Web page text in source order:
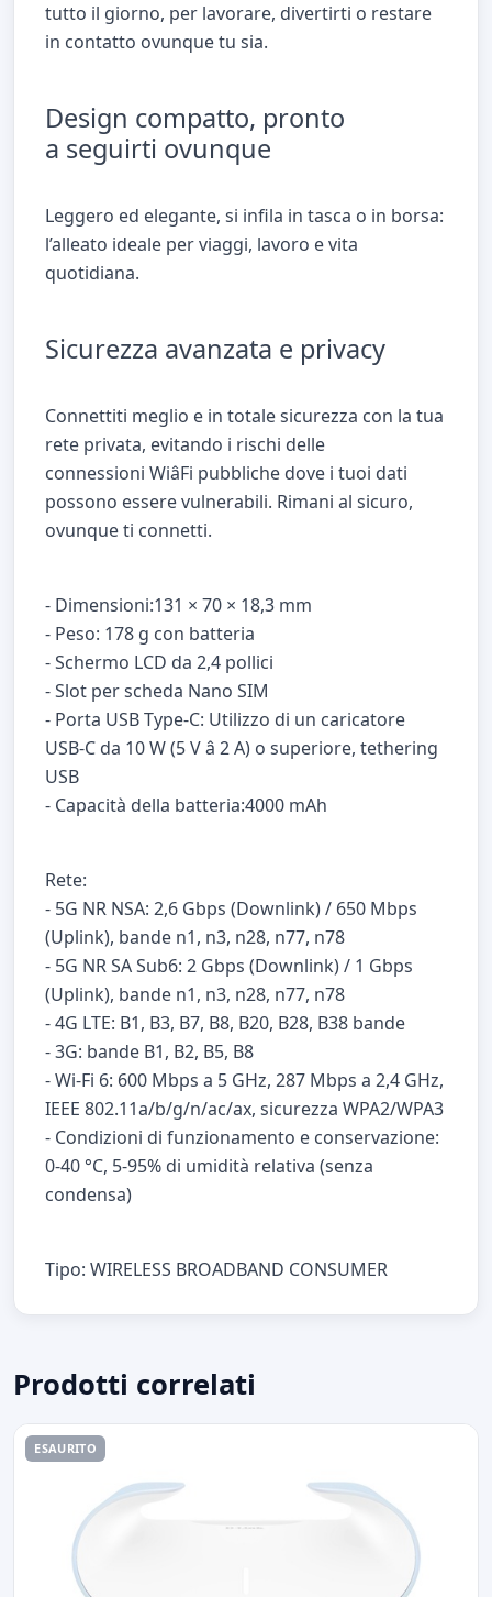
tutto il giorno, per lavorare, divertirti o restare
in contatto ovunque tu sia.
Design compatto, pronto
a seguirti ovunque
Leggero ed elegante, si infila in tasca o in borsa:
l’alleato ideale per viaggi, lavoro e vita
quotidiana.
Sicurezza avanzata e privacy
Connettiti meglio e in totale sicurezza con la tua
rete privata, evitando i rischi delle
connessioni WiâFi pubbliche dove i tuoi dati
possono essere vulnerabili. Rimani al sicuro,
ovunque ti connetti.
- Dimensioni:131 × 70 × 18,3 mm
- Peso: 178 g con batteria
- Schermo LCD da 2,4 pollici
- Slot per scheda Nano SIM
- Porta USB Type-C: Utilizzo di un caricatore
USB-C da 10 W (5 V â 2 A) o superiore, tethering
USB
- Capacità della batteria:4000 mAh
Rete:
- 5G NR NSA: 2,6 Gbps (Downlink) / 650 Mbps
(Uplink), bande n1, n3, n28, n77, n78
- 5G NR SA Sub6: 2 Gbps (Downlink) / 1 Gbps
(Uplink), bande n1, n3, n28, n77, n78
- 4G LTE: B1, B3, B7, B8, B20, B28, B38 bande
- 3G: bande B1, B2, B5, B8
- Wi-Fi 6: 600 Mbps a 5 GHz, 287 Mbps a 2,4 GHz,
IEEE 802.11a/b/g/n/ac/ax, sicurezza WPA2/WPA3
- Condizioni di funzionamento e conservazione:
0-40 °C, 5-95% di umidità relativa (senza
condensa)
Tipo: WIRELESS BROADBAND CONSUMER
Prodotti correlati
ESAURITO